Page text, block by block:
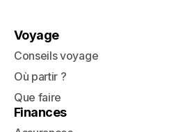
Voyage
Conseils voyage
Où partir ?
Que faire
Finances